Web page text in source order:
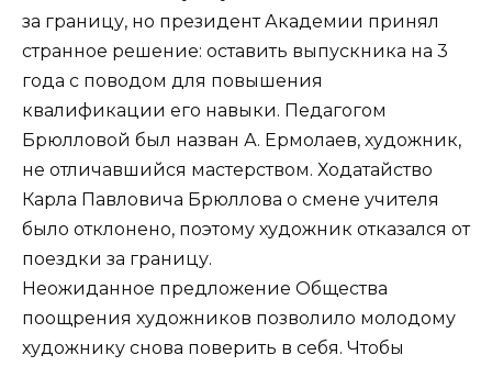
за границу, но президент Академии принял
странное решение: оставить выпускника на 3
года с поводом для повышения
квалификации его навыки. Педагогом
Брюлловой был назван А. Ермолаев, художник,
не отличавшийся мастерством. Ходатайство
Карла Павловича Брюллова о смене учителя
было отклонено, поэтому художник отказался от
поездки за границу.
Неожиданное предложение Общества
поощрения художников позволило молодому
художнику снова поверить в себя. Чтобы